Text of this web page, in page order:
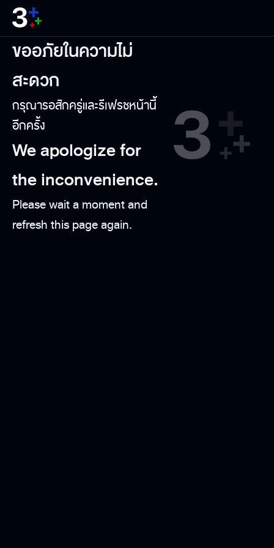
ขออภัยในความไม่
สะดวก
กรุณารอสักครู่และรีเฟรชหน้านี้
อีกครั้ง
We apologize for
the inconvenience.
Please wait a moment and
refresh this page again.